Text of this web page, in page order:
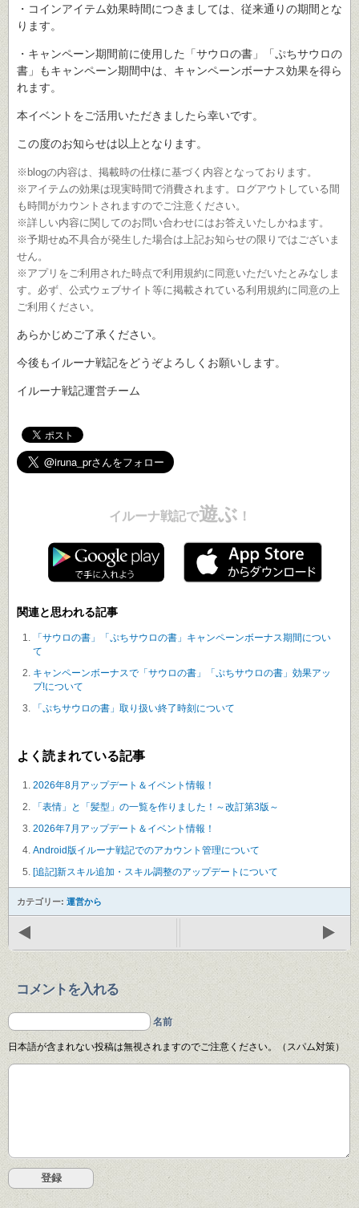
・コインアイテム効果時間につきましては、従来通りの期間とな
ります。
・キャンペーン期間前に使用した「サウロの書」「ぷちサウロの
書」もキャンペーン期間中は、キャンペーンボーナス効果を得ら
れます。
本イベントをご活用いただきましたら幸いです。
この度のお知らせは以上となります。
※blogの内容は、掲載時の仕様に基づく内容となっております。
※アイテムの効果は現実時間で消費されます。ログアウトしている間
も時間がカウントされますのでご注意ください。
※詳しい内容に関してのお問い合わせにはお答えいたしかねます。
※予期せぬ不具合が発生した場合は上記お知らせの限りではございま
せん。
※アプリをご利用された時点で利用規約に同意いただいたとみなしま
す。必ず、公式ウェブサイト等に掲載されている利用規約に同意の上
ご利用ください。
あらかじめご了承ください。
今後もイルーナ戦記をどうぞよろしくお願いします。
イルーナ戦記運営チーム
イルーナ戦記で遊ぶ ！
関連と思われる記事
「サウロの書」「ぷちサウロの書」キャンペーンボーナス期間につい
て
キャンペーンボーナスで「サウロの書」「ぷちサウロの書」効果アッ
プ!について
「ぷちサウロの書」取り扱い終了時刻について
よく読まれている記事
2026年8月アップデート＆イベント情報！
「表情」と「髪型」の一覧を作りました！～改訂第3版～
2026年7月アップデート＆イベント情報！
Android版イルーナ戦記でのアカウント管理について
[追記]新スキル追加・スキル調整のアップデートについて
カテゴリー: 運営から
コメントを入れる
名前
日本語が含まれない投稿は無視されますのでご注意ください。（スパム対策）